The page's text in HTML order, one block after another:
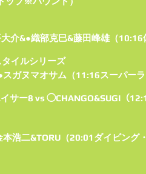
介&●織部克巳&藤田峰雄（10:16
イルシリーズ
ガヌマオサム（11:16スーパーラ
ー8 vs ◯CHANGO&SUGI（
浩二&TORU（20:01ダイビング